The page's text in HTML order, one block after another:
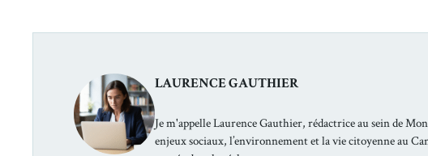
LAURENCE GAUTHIER
Je m'appelle Laurence Gauthier, rédactrice au sein de
enjeux sociaux, l’environnement et la vie citoyenne au